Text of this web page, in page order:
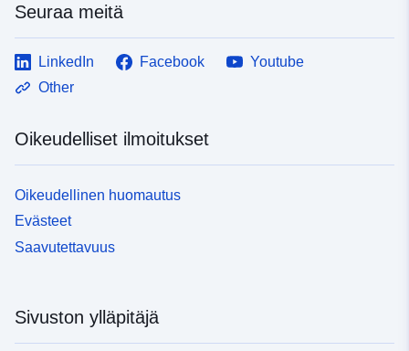
Seuraa meitä
LinkedIn Facebook
Youtube
Other
Oikeudelliset ilmoitukset
Oikeudellinen huomautus
Evästeet
Saavutettavuus
Sivuston ylläpitäjä